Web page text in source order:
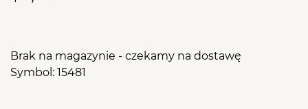
Brak na magazynie - czekamy na dostawę
Symbol: 15481